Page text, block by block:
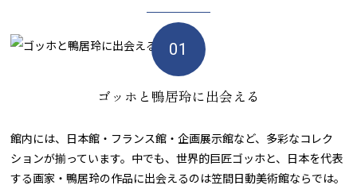
ゴッホと鴨居玲に出会える
館内には、日本館・フランス館・企画展示館など、多彩なコレク
ションが揃っています。中でも、世界的巨匠ゴッホと、日本を代表
する画家・鴨居玲の作品に出会えるのは笠間日動美術館ならでは。